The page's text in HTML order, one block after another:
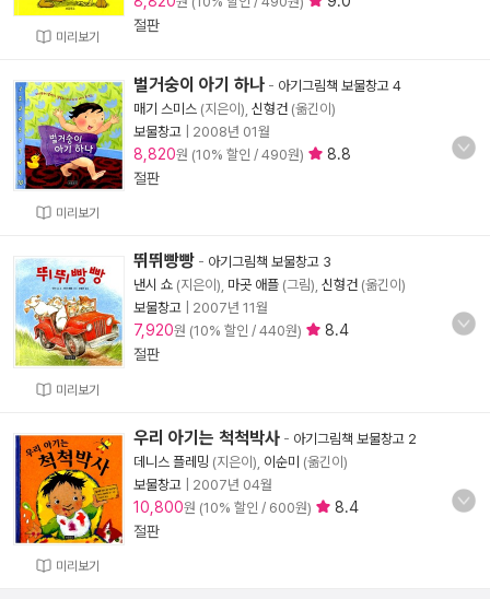
미리보기
절판
미리보기
벌거숭이 아기 하나 - 아기그림책 보물창고 4
매기 스미스 (지은이), 신형건 (옮긴이)
보물창고
2008년 01월
8,820원 (10% 할인 / 490원)
8.8
절판
미리보기
뛰뛰빵빵 - 아기그림책 보물창고 3
낸시 쇼 (지은이), 마곳 애플 (그림), 신형건 (옮긴이)
보물창고
2007년 11월
7,920원 (10% 할인 / 440원)
8.4
절판
미리보기
우리 아기는 척척박사 - 아기그림책 보물창고 2
데니스 플레밍 (지은이), 이순미 (옮긴이)
보물창고
2007년 04월
10,800원 (10% 할인 / 600원)
8.4
절판